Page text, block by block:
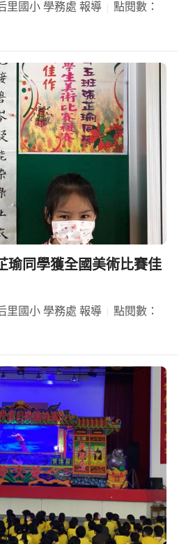
里國小 學務處 報導
點閱數：
瑜同學獲全國美術比賽佳
里國小 學務處 報導
點閱數：